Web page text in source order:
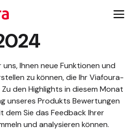
Ihnen neue Funktionen und
zu können, die Ihr Viafoura-
den Highlights in diesem Monat
unseres Produkts Bewertungen
dem Sie das Feedback Ihrer
und analysieren können.